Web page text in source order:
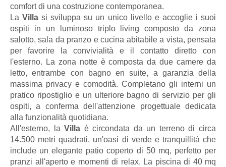
comfort di una costruzione contemporanea.
LaVilla si sviluppa su un unico livello e accoglie i suoi
ospiti in un luminoso triplo living composto da zona
salotto, sala da pranzo e cucina abitabile a vista, pensata
per favorire la convivialità e il contatto diretto con
l'esterno. La zona notte è composta da due camere da
letto, entrambe con bagno en suite, a garanzia della
massima privacy e comodità. Completano gli interni un
pratico ripostiglio e un ulteriore bagno di servizio per gli
ospiti, a conferma dell'attenzione progettuale dedicata
alla funzionalità quotidiana.
All'esterno, laVilla è circondata da un terreno di circa
14.500 metri quadrati, un'oasi di verde e tranquillità che
include un elegante patio coperto di 50 mq, perfetto per
pranzi all'aperto e momenti di relax. La piscina di 40 mq